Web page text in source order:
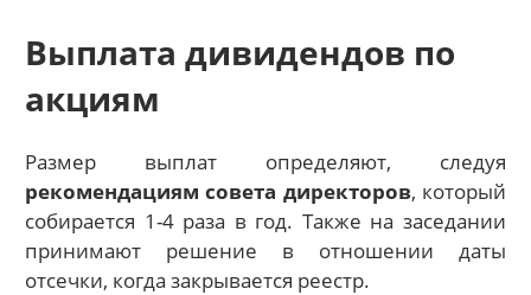
Выплата дивидендов по
акциям
Размер выплат определяют, следуя
рекомендациям совета директоров, который
собирается 1-4 раза в год. Также на заседании
принимают решение в отношении даты
отсечки, когда закрывается реестр.